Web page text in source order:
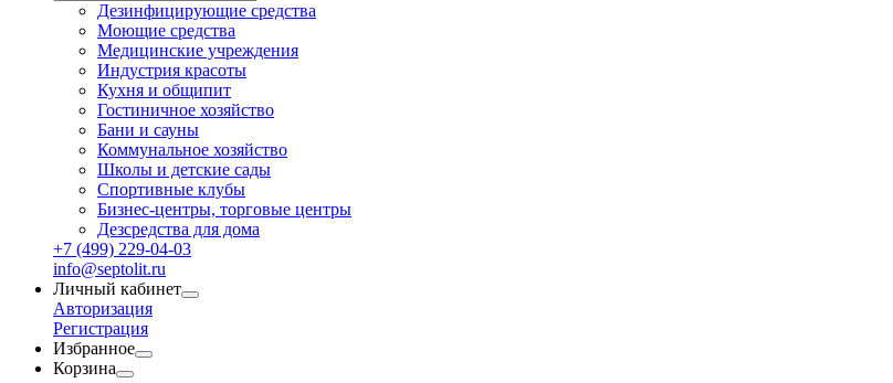
Дезинфицирующие средства
Моющие средства
Медицинские учреждения
Индустрия красоты
Кухня и общипит
Гостиничное хозяйство
Бани и сауны
Коммунальное хозяйство
Школы и детские сады
Спортивные клубы
Бизнес-центры, торговые центры
Дезсредства для дома
+7 (499) 229-04-03
info@septolit.ru
Личный кабинет
Авторизация
Регистрация
Избранное
Корзина